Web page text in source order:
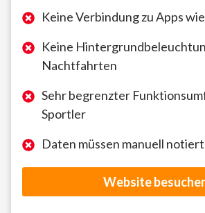
Keine Verbindung zu Apps
Keine
Nachtfahrten
Sehr begrenzter
Sportler
Daten müssen manuell
Website